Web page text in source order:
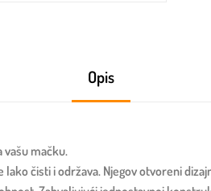
Opis
vašu mačku.
čisti i održava. Njegov otvoreni